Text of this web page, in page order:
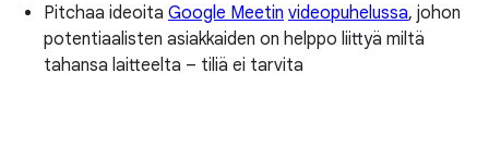
Pitchaa ideoita Google Meetin videopuhelussa, johon
potentiaalisten asiakkaiden on helppo liittyä miltä
tahansa laitteelta – tiliä ei tarvita